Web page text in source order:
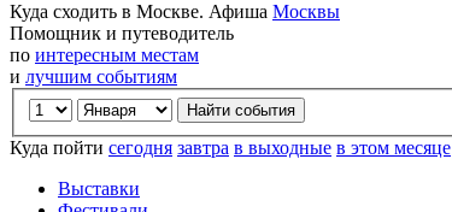
Куда сходить в Москве. Афиша Москвы
Помощник и путеводитель
по интересным местам
и лучшим событиям
Куда пойти сегодня завтра в выходные в этом месяце
Выставки